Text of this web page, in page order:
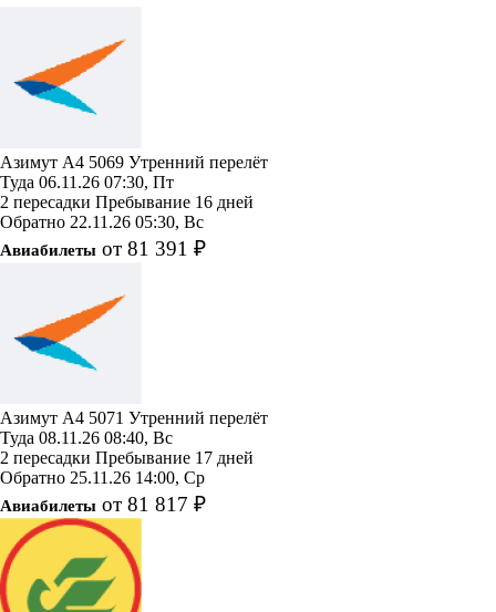
Азимут A4 5069 Утренний перелёт
Туда 06.11.26 07:30, Пт
2 пересадки Пребывание 16 дней
Обратно 22.11.26 05:30, Вс
Авиабилеты от 81 391 ₽
Азимут A4 5071 Утренний перелёт
Туда 08.11.26 08:40, Вс
2 пересадки Пребывание 17 дней
Обратно 25.11.26 14:00, Ср
Авиабилеты от 81 817 ₽